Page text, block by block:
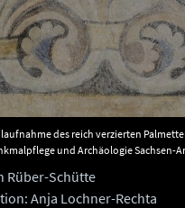
des reich verzierten
und Archäologie Sachsen-
Rüber-Schütte
Anja Lochner-Rechta